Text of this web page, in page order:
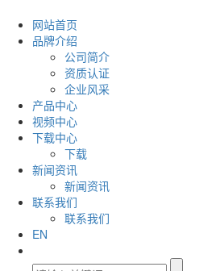
网站首页
品牌介绍
公司简介
资质认证
企业风采
产品中心
视频中心
下载中心
下载
新闻资讯
新闻资讯
联系我们
联系我们
EN